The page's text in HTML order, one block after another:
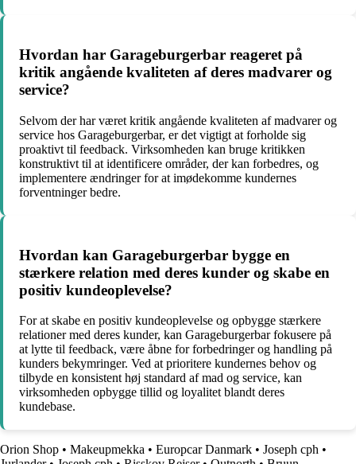
Hvordan har Garageburgerbar reageret på
kritik angående kvaliteten af deres madvarer og
service?
Selvom der har været kritik angående kvaliteten af madvarer og
service hos Garageburgerbar, er det vigtigt at forholde sig
proaktivt til feedback. Virksomheden kan bruge kritikken
konstruktivt til at identificere områder, der kan forbedres, og
implementere ændringer for at imødekomme kundernes
forventninger bedre.
Hvordan kan Garageburgerbar bygge en
stærkere relation med deres kunder og skabe en
positiv kundeoplevelse?
For at skabe en positiv kundeoplevelse og opbygge stærkere
relationer med deres kunder, kan Garageburgerbar fokusere på
at lytte til feedback, være åbne for forbedringer og handling på
kunders bekymringer. Ved at prioritere kundernes behov og
tilbyde en konsistent høj standard af mad og service, kan
virksomheden opbygge tillid og loyalitet blandt deres
kundebase.
Orion Shop • Makeupmekka • Europcar Danmark • Joseph cph •